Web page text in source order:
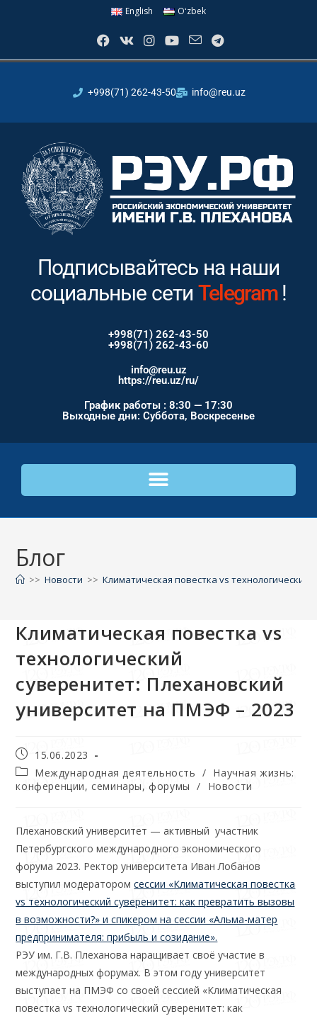
English Oʻzbek
+998(71) 262-43-50 info@reu.uz
Подписывайтесь на наши
социальные сети Instagram !
+998(71) 262-43-50
+998(71) 262-43-60
info@reu.uz
https://reu.uz/ru/
График работы : 8:30 — 17:30
Выходные дни: Суббота, Воскресенье
Блог
>> Новости >> Климатическая повестка vs
Климатическая повестка vs
технологический
суверенитет: Плехановский
университет на ПМЭФ – 2023
15.06.2023
Международная деятельность / Научная жизнь:
конференции, семинары, форумы
/ Новости
Плехановский университет — активный участник
Петербургского международного экономического
форума 2023. Ректор университета Иван Лобанов
выступил модераторомсессии «Климатическая повестка
vs технологический суверенитет: как превратить вызовы
в возможности?» и спикером на сессии «Альма-матер
предпринимателя: прибыль и созидание».
РЭУ им. Г.В. Плеханова наращивает своё участие в
международных форумах. В этом году университет
выступает на ПМЭФ со своей сессией «Климатическая
повестка vs технологический суверенитет: как